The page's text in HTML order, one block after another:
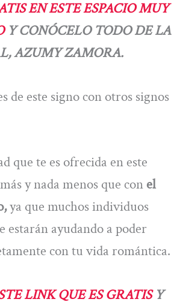
EN ESTE ESPACIO MUY
Y CONÓCELO TODO DE LA
AZUMY ZAMORA.
de este signo con otros signos
que te es ofrecida en este
y nada menos que con el
ya que muchos individuos
estarán ayudando a poder
con tu vida romántica.
LINK QUE ES GRATIS Y